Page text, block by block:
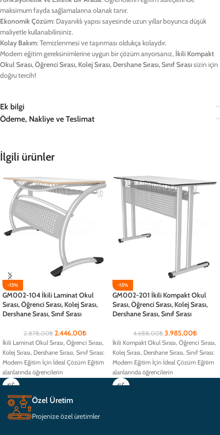
maksimum fayda sağlamalarına olanak tanır.
Ekonomik Çözüm: Dayanıklı yapısı sayesinde uzun yıllar boyunca düşük
maliyetle kullanabilirsiniz.
Kolay Bakım: Temizlenmesi ve taşınması oldukça kolaydır.
Modern eğitim gereksinimlerine uygun bir çözüm arıyorsanız, İkili Kompakt
Okul Sırası, Öğrenci Sırası, Kolej Sırası, Dershane Sırası, Sınıf Sırasısizin için
doğru tercih!
Ek bilgi
Ödeme, Nakliye ve Teslimat
İlgili ürünler
-15%
GM002-104 İkili Laminat Okul
Sırası, Öğrenci Sırası, Kolej Sırası,
Dershane Sırası, Sınıf Sırası
2.878,00₺ 2.446,00₺
İkili Laminat Okul Sırası, Öğrenci Sırası,
Kolej Sırası, Dershane Sırası, Sınıf Sırası:
Modern Eğitim İçin İdeal Çözüm Eğitim
alanlarında öğrencilerin
-15%
GM002-201 İkili Kompakt Okul
Sırası, Öğrenci Sırası, Kolej Sırası,
Dershane Sırası, Sınıf Sırası
4.688,00₺ 3.985,00₺
İkili Kompakt Okul Sırası, Öğrenci Sırası,
Kolej Sırası, Dershane Sırası, Sınıf Sırası:
Modern Eğitim İçin İdeal Çözüm Eğitim
alanlarında öğrencilerin
Özel Üretim
Projenize özel üretimler